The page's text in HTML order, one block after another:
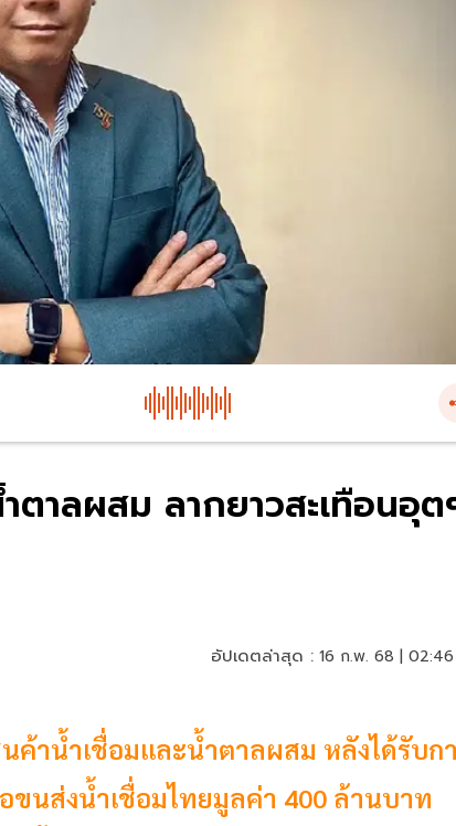
ตาลผสม ลากยาวสะเทือนอุต
อัปเดตล่าสุด : 16 ก.พ. 68 |
ค้านํ้าเชื่อมและนํ้าตาลผสม หลังได้รับก
ขนส่งนํ้าเชื่อมไทยมูลค่า 400 ล้านบาท